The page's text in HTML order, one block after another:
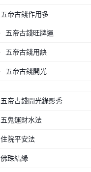
五帝古錢作用多
五帝古錢旺牌運
五帝古錢用訣
五帝古錢開光
五帝古錢開光錄影秀
五鬼運財水法
住院平安法
佛珠結緣